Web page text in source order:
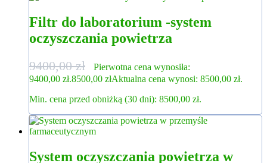
Filtr do laboratorium -system
oczyszczania powietrza
9400,00zł
Pierwotna cena wynosiła:
9400,00 zł.8500,00 złAktualna cena wynosi: 8500,00 zł.
Min. cena przed obniżką (30 dni): 8500,00 zł.
System oczyszczania powietrza w